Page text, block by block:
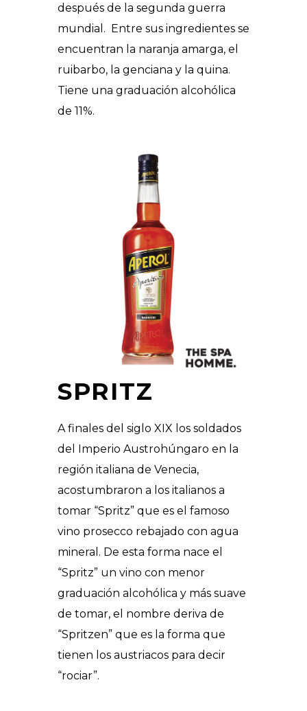
después de la segunda guerra
mundial. Entre sus ingredientes se
encuentran la naranja amarga, el
ruibarbo, la genciana y la quina.
Tiene una graduación alcohólica
de 11%.
SPRITZ
A finales del siglo XIX los soldados
del Imperio Austrohúngaro en la
región italiana de Venecia,
acostumbraron a los italianos a
tomar “Spritz” que es el famoso
vino prosecco rebajado con agua
mineral. De esta forma nace el
“Spritz” un vino con menor
graduación alcohólica y más suave
de tomar, el nombre deriva de
“Spritzen” que es la forma que
tienen los austriacos para decir
“rociar”.